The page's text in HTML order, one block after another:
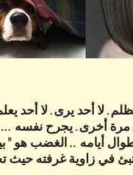
لا أحد يرى. لا أحد
مرة أخرى. يجرح نفسه
أيامه .. الغضب هو
في زاوية غرفته حيث